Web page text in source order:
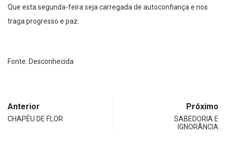
Que esta segunda-feira seja carregada de autoconfiança e nos
traga progresso e paz.
Fonte: Desconhecida
Anterior
CHAPÉU DE FLOR
Próximo
SABEDORIA E
IGNORÂNCIA